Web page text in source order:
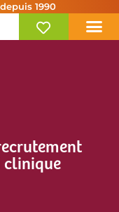
1990
clinique